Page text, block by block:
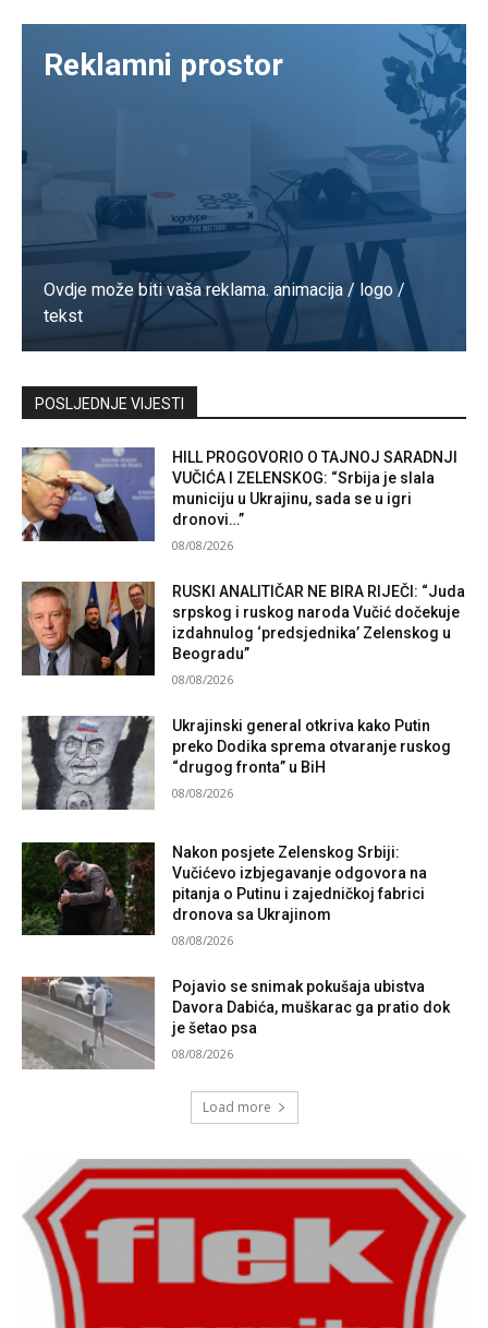
Reklamni prostor
Ovdje može biti vaša reklama. animacija / logo /
tekst
Kontaktirajte nas
POSLJEDNJE VIJESTI
HILL PROGOVORIO O TAJNOJ SARADNJI
VUČIĆA I ZELENSKOG: “Srbija je slala
municiju u Ukrajinu, sada se u igri
dronovi…”
08/08/2026
RUSKI ANALITIČAR NE BIRA RIJEČI: “Juda
srpskog i ruskog naroda Vučić dočekuje
izdahnulog ‘predsjednika’ Zelenskog u
Beogradu”
08/08/2026
Ukrajinski general otkriva kako Putin
preko Dodika sprema otvaranje ruskog
“drugog fronta” u BiH
08/08/2026
Nakon posjete Zelenskog Srbiji:
Vučićevo izbjegavanje odgovora na
pitanja o Putinu i zajedničkoj fabrici
dronova sa Ukrajinom
08/08/2026
Pojavio se snimak pokušaja ubistva
Davora Dabića, muškarac ga pratio dok
je šetao psa
08/08/2026
Load more